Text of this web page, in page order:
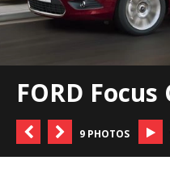
FORD Focus
9 PHOTOS